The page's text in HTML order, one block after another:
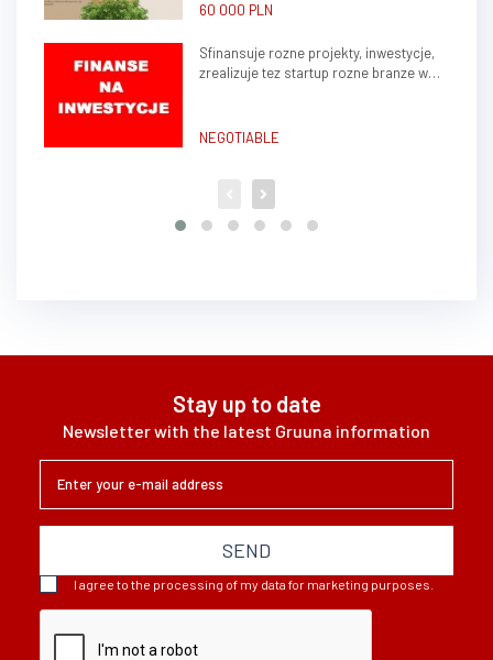
60 000 PLN
Sfinansuje rozne projekty, inwestycje,
zrealizuje tez startup rozne branze w
NEGOTIABLE
Stay up to date
Newsletter with the latest Gruuna information
SEND
I agree to the processing of my data for marketing purposes.